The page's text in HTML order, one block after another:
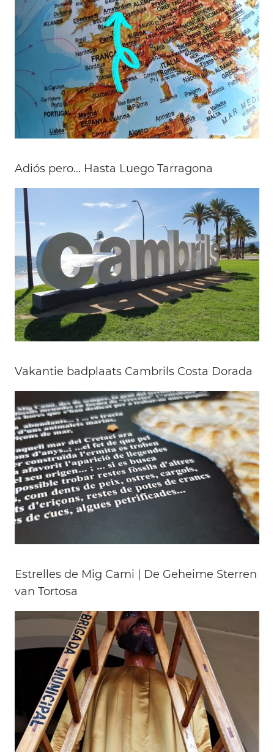
Adiós pero… Hasta Luego Tarragona
Vakantie badplaats Cambrils Costa Dorada
Estrelles de Mig Cami | De Geheime Sterren
van Tortosa